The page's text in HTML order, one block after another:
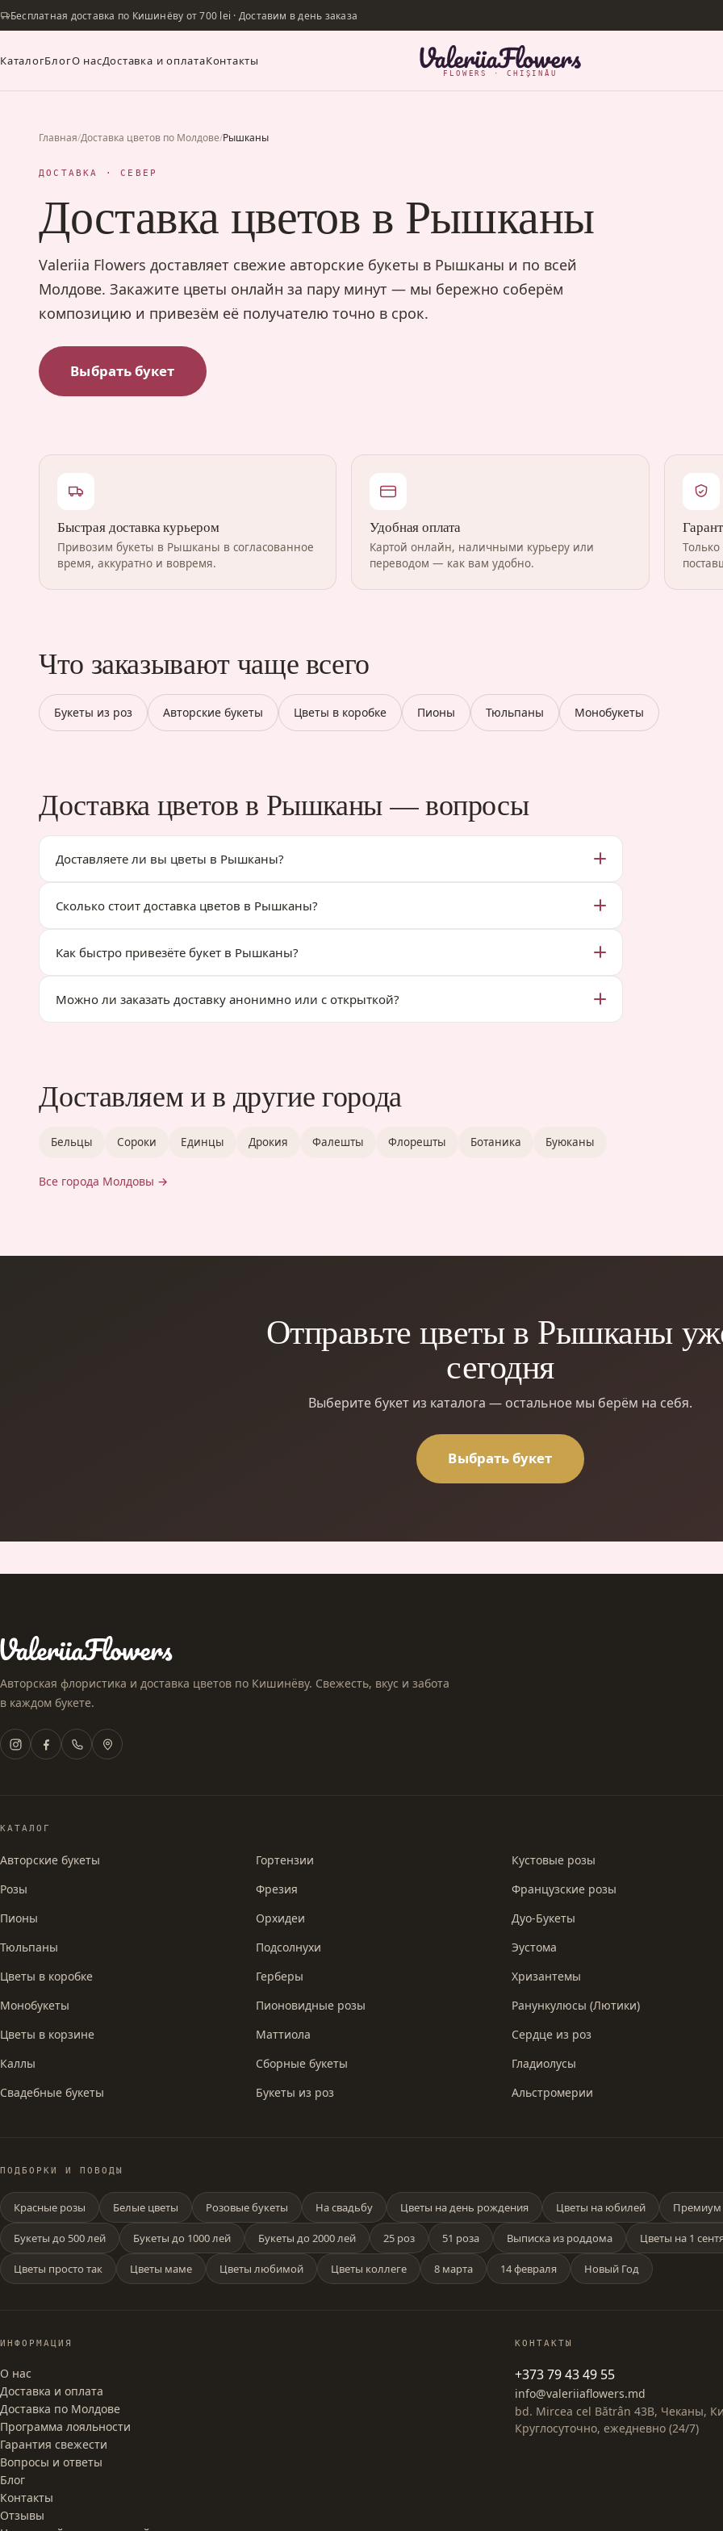
Бесплатная доставка по Кишинёву от 700 lei · Доставим в день заказа
КаталогБлогО насДоставка и оплатаКонтакты
FLOWERS · CHIȘINĂU
Главная/Доставка цветов по Молдове/Рышканы
ДОСТАВКА · СЕВЕР
Доставка цветов в Рышканы
Valeriia Flowers доставляет свежие авторские букеты в Рышканы и по всей
Молдове. Закажите цветы онлайн за пару минут — мы бережно соберём
композицию и привезём её получателю точно в срок.
Выбрать букет
Быстрая доставка курьером
Привозим букеты в Рышканы в согласованное
время, аккуратно и вовремя.
Удобная оплата
Картой онлайн, наличными курьеру или
переводом — как вам удобно.
Что заказывают чаще всего
Букеты из роз Авторские букеты Цветы в коробке Пионы Тюльпаны Монобукеты
Доставка цветов в Рышканы — вопросы
Доставляете ли вы цветы в Рышканы?
Сколько стоит доставка цветов в Рышканы?
Как быстро привезёте букет в Рышканы?
Можно ли заказать доставку анонимно или с открыткой?
Доставляем и в другие города
Бельцы Сороки Единцы Дрокия Фалешты Флорешты Ботаника Буюканы
Все города Молдовы →
Отправьте цветы в Рышканы
сегодня
Выберите букет из каталога — остальное мы берём на себя.
Выбрать букет
Авторская флористика и доставка цветов по Кишинёву. Свежесть, вкус и забота
в каждом букете.
КАТАЛОГ
Авторские букеты
Розы
Пионы
Тюльпаны
Цветы в коробке
Монобукеты
Цветы в корзине
Каллы
Свадебные букеты
Гортензии
Фрезия
Орхидеи
Подсолнухи
Герберы
Пионовидные розы
Маттиола
Сборные букеты
Букеты из роз
Кустовые розы
Французские розы
Дуо-Букеты
Эустома
Хризантемы
Ранункулюсы (Лютики)
Сердце из роз
Гладиолусы
Альстромерии
ПОДБОРКИ И ПОВОДЫ
Красные розы Белые цветы Розовые букеты На свадьбу Цветы на день рождения Цветы на юбилей Премиум
Букеты до 500 лей Букеты до 1000 лей Букеты до 2000 лей 25 роз 51 роза Выписка из роддома Цветы на 1
Цветы просто так Цветы маме Цветы любимой Цветы коллеге 8 марта 14 февраля Новый Год
ИНФОРМАЦИЯ
О нас
Доставка и оплата
Доставка по Молдове
Программа лояльности
Гарантия свежести
Вопросы и ответы
Блог
Контакты
Отзывы
КОНТАКТЫ
+373 79 43 49 55
info@valeriiaflowers.md
bd. Mircea cel Bătrân 43B, Чеканы,
Круглосуточно, ежедневно (24/7)